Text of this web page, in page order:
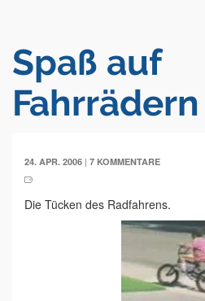
Spaß auf
Fahrrädern
24. APR. 2006 | 7 KOMMENTARE
Die Tücken des Radfahrens.